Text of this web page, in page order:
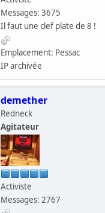
Messages: 3675
Il faut une clef plate de 8 !
Emplacement: Pessac
IP archivée
demether
Redneck
Agitateur
Activiste
Messages: 2767